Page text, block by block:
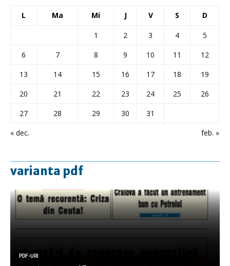
L Ma Mi J V S D
« dec. feb. »
1 2 3 4
5
6
7 8 9 10 11
12
13
14 15 16 17 18
19
20
21 22 23 24 25
26
27
28 29 30 31
varianta pdf
PDF-URI
PDF-URI
PDF-URI
PDF-URI
PDF-URI